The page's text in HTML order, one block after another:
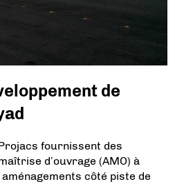
de
fournissent des
d’ouvrage (AMO) à
côté piste de